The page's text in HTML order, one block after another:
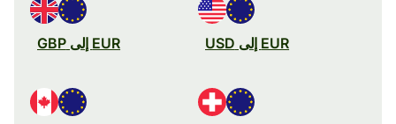
EUR إلى USD EUR إلى GBP